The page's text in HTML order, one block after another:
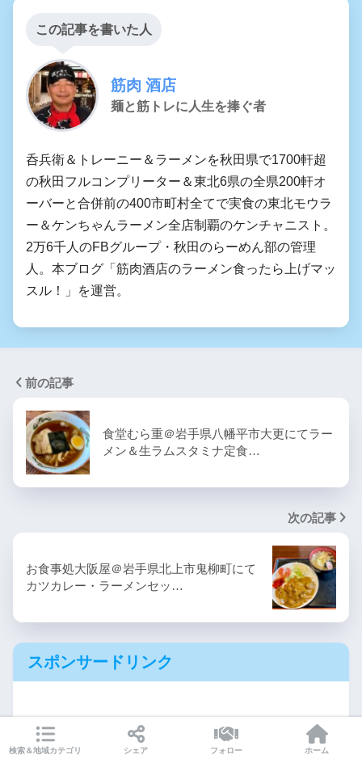
この記事を書いた人
筋肉 酒店
麺と筋トレに人生を捧ぐ者
呑兵衛＆トレーニー＆ラーメンを秋田県で1700軒超
の秋田フルコンプリーター＆東北6県の全県200軒オ
ーバーと合併前の400市町村全てで実食の東北モウラ
ー＆ケンちゃんラーメン全店制覇のケンチャニスト。
2万6千人のFBグループ・秋田のらーめん部の管理
人。本ブログ「筋肉酒店のラーメン食ったら上げマッ
スル！」を運営。
前の記事
食堂むら重＠岩手県八幡平市大更にてラー
メン＆生ラムスタミナ定食…
次の記事
お食事処大阪屋＠岩手県北上市鬼柳町にて
カツカレー・ラーメンセッ…
スポンサードリンク
検索＆地域カテゴリ シェア フォロー ホーム